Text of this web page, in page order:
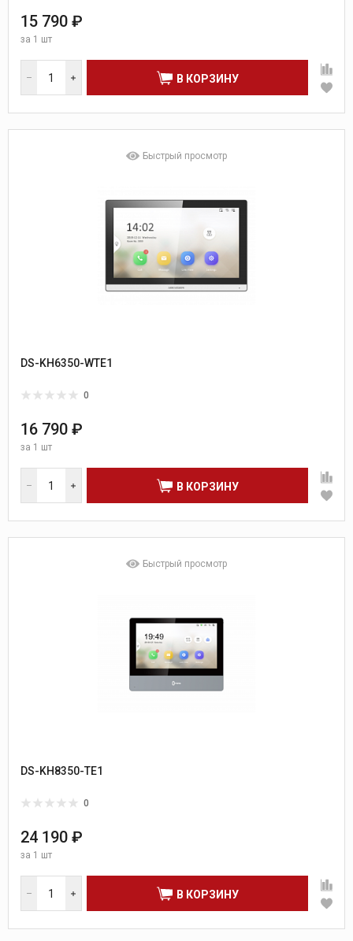
15 790 ₽
за 1 шт
В КОРЗИНУ
Быстрый просмотр
DS-KH6350-WTE1
0
16 790 ₽
за 1 шт
В КОРЗИНУ
Быстрый просмотр
DS-KH8350-TE1
0
24 190 ₽
за 1 шт
В КОРЗИНУ